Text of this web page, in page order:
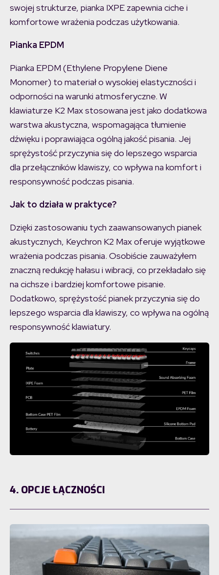
swojej strukturze, pianka IXPE zapewnia ciche i
komfortowe wrażenia podczas użytkowania.
Pianka EPDM
Pianka EPDM (Ethylene Propylene Diene
Monomer) to materiał o wysokiej elastyczności i
odporności na warunki atmosferyczne. W
klawiaturze K2 Max stosowana jest jako dodatkowa
warstwa akustyczna, wspomagająca tłumienie
dźwięku i poprawiająca ogólną jakość pisania. Jej
sprężystość przyczynia się do lepszego wsparcia
dla przełączników klawiszy, co wpływa na komfort i
responsywność podczas pisania.
Jak to działa w praktyce?
Dzięki zastosowaniu tych zaawansowanych pianek
akustycznych, Keychron K2 Max oferuje wyjątkowe
wrażenia podczas pisania. Osobiście zauważyłem
znaczną redukcję hałasu i wibracji, co przekładało się
na cichsze i bardziej komfortowe pisanie.
Dodatkowo, sprężystość pianek przyczynia się do
lepszego wsparcia dla klawiszy, co wpływa na ogólną
responsywność klawiatury.
4. OPCJE ŁĄCZNOŚCI